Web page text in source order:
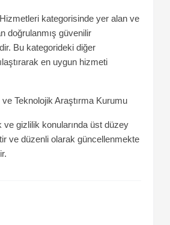
kategorisinde yer alan ve
doğrulanmış güvenilir
Bu kategorideki diğer
en uygun hizmeti
Teknolojik Araştırma Kurumu
ve gizlilik konularında üst düzey
ve düzenli olarak güncellenmekte